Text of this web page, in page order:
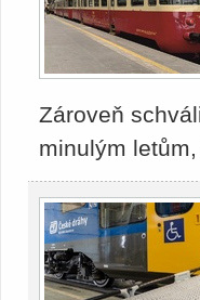
Zároveň
minulým